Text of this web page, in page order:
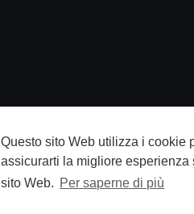
Questo sito Web utilizza i cookie
assicurarti la migliore esperienza
sito Web. Per saperne di più